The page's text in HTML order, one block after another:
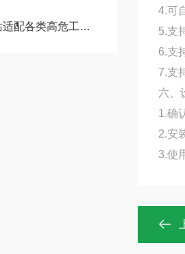
为石油化工、煤矿隧道等提供数据支撑
4.可
5.支
6.支
7.支
六、
1.确
2.安
3.使